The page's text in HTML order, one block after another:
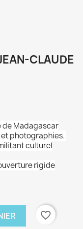
CLAUDE
de Madagascar
photographies.
culturel
rigide
favorite_border